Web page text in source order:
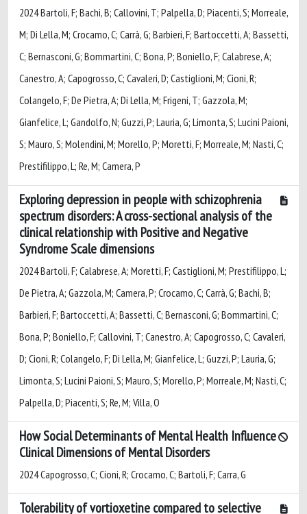
2024 Bartoli, F; Bachi, B; Callovini, T; Palpella, D; Piacenti, S; Morreale,
M; Di Lella, M; Crocamo, C; Carrà, G; Barbieri, F; Bartoccetti, A; Bassetti,
C; Bernasconi, G; Bommartini, C; Bona, P; Boniello, F; Calabrese, A;
Canestro, A; Capogrosso, C; Cavaleri, D; Castiglioni, M; Cioni, R;
Colangelo, F; De Pietra, A; Di Lella, M; Frigeni, T; Gazzola, M;
Gianfelice, L; Gandolfo, N; Guzzi, P; Lauria, G; Limonta, S; Lucini Paioni,
S; Mauro, S; Molendini, M; Morello, P; Moretti, F; Morreale, M; Nasti, C;
Prestifilippo, L; Re, M; Camera, P
Exploring depression in people with schizophrenia
spectrum disorders: A cross-sectional analysis of the
clinical relationship with Positive and Negative
Syndrome Scale dimensions
2024 Bartoli, F; Calabrese, A; Moretti, F; Castiglioni, M; Prestifilippo, L;
De Pietra, A; Gazzola, M; Camera, P; Crocamo, C; Carrà, G; Bachi, B;
Barbieri, F; Bartoccetti, A; Bassetti, C; Bernasconi, G; Bommartini, C;
Bona, P; Boniello, F; Callovini, T; Canestro, A; Capogrosso, C; Cavaleri,
D; Cioni, R; Colangelo, F; Di Lella, M; Gianfelice, L; Guzzi, P; Lauria, G;
Limonta, S; Lucini Paioni, S; Mauro, S; Morello, P; Morreale, M; Nasti, C;
Palpella, D; Piacenti, S; Re, M; Villa, O
How Social Determinants of Mental Health Influence
Clinical Dimensions of Mental Disorders
2024 Capogrosso, C; Cioni, R; Crocamo, C; Bartoli, F; Carra, G
Tolerability of vortioxetine compared to selective